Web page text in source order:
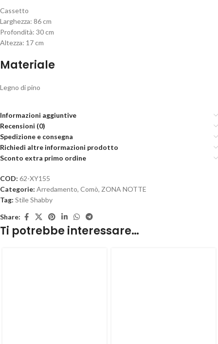
Cassetto
Larghezza: 86 cm
Profondità: 30 cm
Altezza: 17 cm
Materiale
Legno di pino
Informazioni aggiuntive
Recensioni (0)
Spedizione e consegna
Richiedi altre informazioni prodotto
Sconto extra primo ordine
COD: 62-XY155
Categorie: Arredamento, Comò, ZONA NOTTE
Tag: Stile Shabby
Share:
Ti potrebbe interessare…